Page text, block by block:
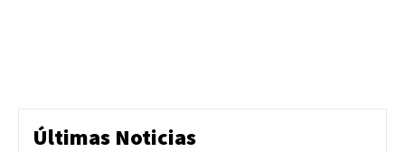
Últimas Noticias